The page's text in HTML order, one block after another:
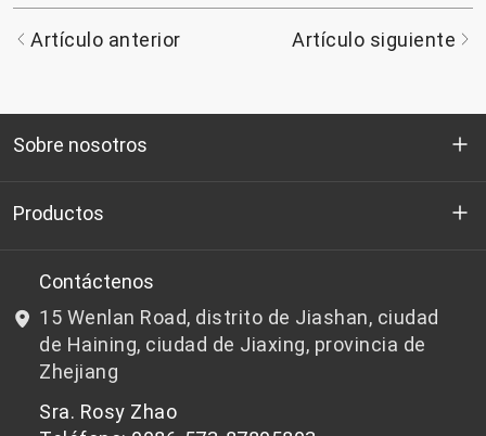
Artículo anterior Artículo siguiente
Sobre nosotros
Quienes somos
I+D
Noticias y Eventos
política de privacidad
Productos
Chips de PET aptos para botellas
Chips de PET que no son aptos para botellas
Contáctenos
15 Wenlan Road, distrito de Jiashan, ciudad
de Haining, ciudad de Jiaxing, provincia de
Zhejiang
Sra. Rosy Zhao